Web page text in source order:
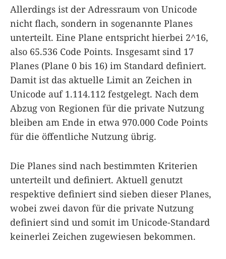
Allerdings ist der Adressraum von Unicode
nicht flach, sondern in sogenannte Planes
unterteilt. Eine Plane entspricht hierbei 2^16,
also 65.536 Code Points. Insgesamt sind 17
Planes (Plane 0 bis 16) im Standard definiert.
Damit ist das aktuelle Limit an Zeichen in
Unicode auf 1.114.112 festgelegt. Nach dem
Abzug von Regionen für die private Nutzung
bleiben am Ende in etwa 970.000 Code Points
für die öffentliche Nutzung übrig.
Die Planes sind nach bestimmten Kriterien
unterteilt und definiert. Aktuell genutzt
respektive definiert sind sieben dieser Planes,
wobei zwei davon für die private Nutzung
definiert sind und somit im Unicode-Standard
keinerlei Zeichen zugewiesen bekommen.